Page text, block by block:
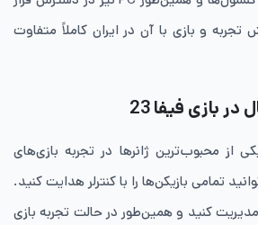
و بازی با آن در ایران کاملاً متفاوت
بازی فیفا 23
از محبوب‌ترین ژانرها در تجربه بازی‌های
تمامی بازیکن‌ها را با کنترلر هدایت کنید.
مدیریت کنید و همین‌طور در حالت تجربه بازی